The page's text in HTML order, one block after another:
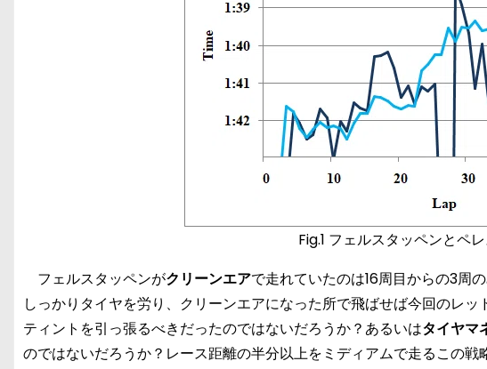
Fig.1 フェルスタッペンとペ
フェルスタッペンがクリーンエアで走れていたのは16周目からの3周
しっかりタイヤを労り、クリーンエアになった所で飛ばせば今回のレ
ティントを引っ張るべきだったのではないだろうか？あるいはタイヤマ
のではないだろうか？レース距離の半分以上をミディアムで走るこの戦